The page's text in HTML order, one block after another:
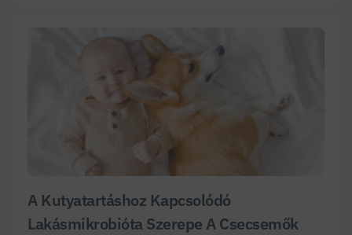
A Kutyatartáshoz Kapcsolódó
Lakásmikrobióta Szerepe A Csecsemők